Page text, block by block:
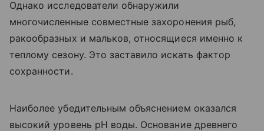
Однако исследователи обнаружили
многочисленные совместные захоронения рыб,
ракообразных и мальков, относящиеся именно к
теплому сезону. Это заставило искать фактор
сохранности.
Наиболее убедительным объяснением оказался
высокий уровень pH воды. Основание древнего